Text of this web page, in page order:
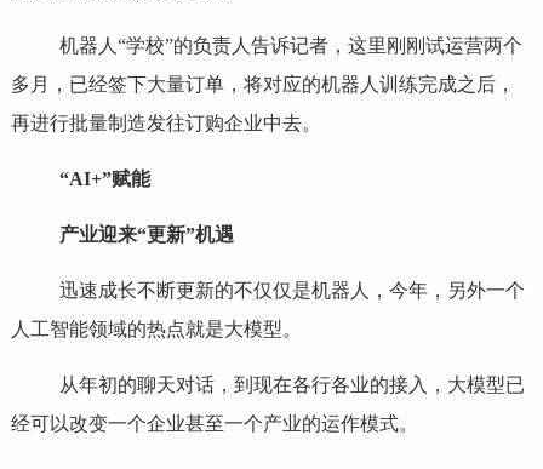
机器人“学校”的负责人告诉记者，这里刚刚试运营两个
多月，已经签下大量订单，将对应的机器人训练完成之后，
再进行批量制造发往订购企业中去。
“AI+”赋能
产业迎来“更新”机遇
迅速成长不断更新的不仅仅是机器人，今年，另外一个
人工智能领域的热点就是大模型。
从年初的聊天对话，到现在各行各业的接入，大模型已
经可以改变一个企业甚至一个产业的运作模式。